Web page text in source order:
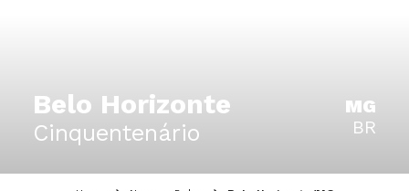
Belo Horizonte
Cinquentenário
MG
BR